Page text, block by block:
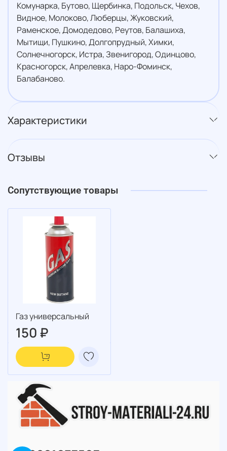
Комунарка, Бутово, Щербинка, Подольск, Чехов,
Видное, Молоково, Люберцы, Жуковский,
Раменское, Домодедово, Реутов, Балашиха,
Мытищи, Пушкино, Долгопрудный, Химки,
Солнечногорск, Истра, Звенигород, Одинцово,
Красногорск, Апрелевка, Наро-Фоминск,
Балабаново.
Характеристики
Отзывы
Сопутствующие товары
Газ универсальный
150 ₽